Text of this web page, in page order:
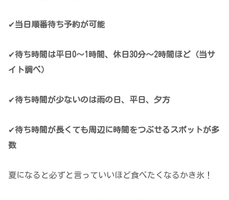
✔当日順番待ち予約が可能
✔待ち時間は平日0～1時間、休日30分～2時間ほど（当サ
イト調べ）
✔待ち時間が少ないのは雨の日、平日、夕方
✔待ち時間が長くても周辺に時間をつぶせるスポットが多
数
夏になると必ずと言っていいほど食べたくなるかき氷！